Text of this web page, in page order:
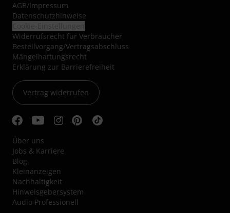
AGB/Impressum
Datenschutzhinweise
Widerrufsrecht für Verbraucher
Bestellvorgang/Vertragsabschluss
Mängelhaftungsrecht
Erklärung zur Barrierefreiheit
Vertrag widerrufen
Über uns
Jobs & Karriere
Blog
Kleinanzeigen
Nachhaltigkeit
Hinweisgebersystem
Audio Professionell